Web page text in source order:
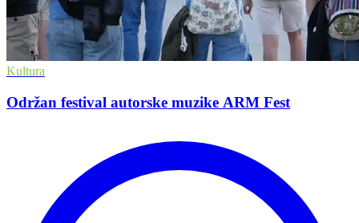
Kultura
Održan festival autorske muzike ARM Fest